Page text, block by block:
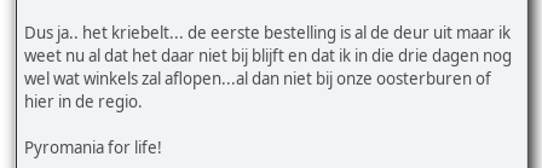
Dus ja.. het kriebelt... de eerste bestelling is al de deur uit maar ik
weet nu al dat het daar niet bij blijft en dat ik in die drie dagen nog
wel wat winkels zal aflopen...al dan niet bij onze oosterburen of
hier in de regio.
Pyromania for life!